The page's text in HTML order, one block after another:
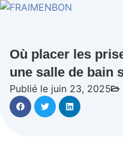
Où placer les
une salle de bain
Publié le juin 23, 2025